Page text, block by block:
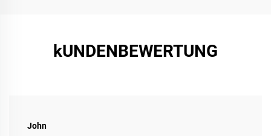
kUNDENBEWERTUNG
John